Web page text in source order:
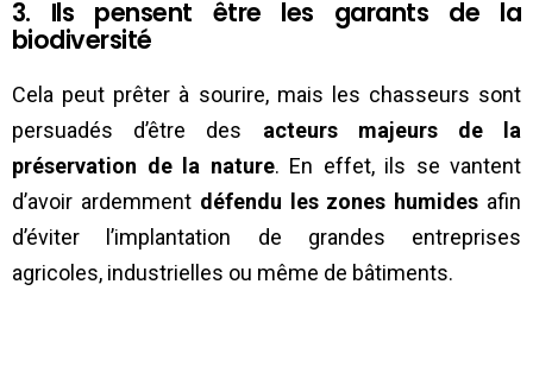
3. Ils pensent être les garants de la
biodiversité
Cela peut prêter à sourire, mais les chasseurs sont
persuadés d’être des acteurs majeurs de la
préservation de la nature. En effet, ils se vantent
d’avoir ardemment défendu les zones humides afin
d’éviter l’implantation de grandes entreprises
agricoles, industrielles ou même de bâtiments.